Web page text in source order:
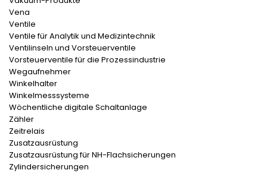
Vena
Ventile
Ventile für Analytik und Medizintechnik
Ventilinseln und Vorsteuerventile
Vorsteuerventile für die Prozessindustrie
Wegaufnehmer
Winkelhalter
Winkelmesssysteme
Wöchentliche digitale Schaltanlage
Zähler
Zeitrelais
Zusatzausrüstung
Zusatzausrüstung für NH-Flachsicherungen
Zylindersicherungen